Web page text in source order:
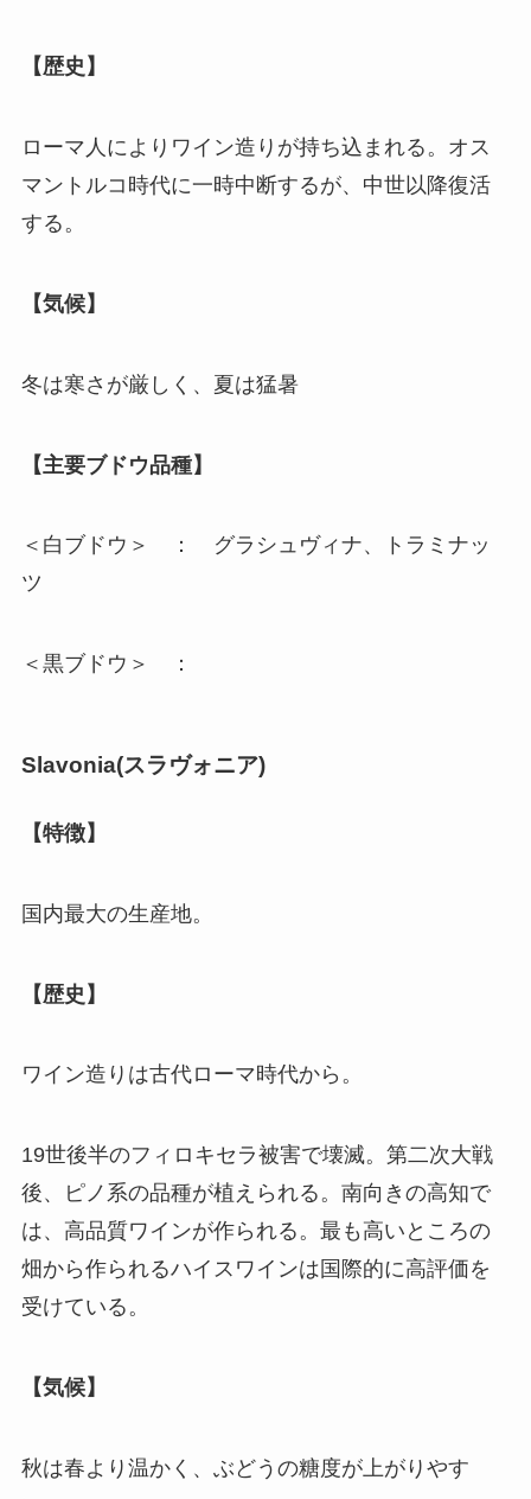
【歴史】
ローマ人によりワイン造りが持ち込まれる。オス
マントルコ時代に一時中断するが、中世以降復活
する。
【気候】
冬は寒さが厳しく、夏は猛暑
【主要ブドウ品種】
＜白ブドウ＞ ： グラシュヴィナ、トラミナッ
ツ
＜黒ブドウ＞ ：
Slavonia(スラヴォニア)
【特徴】
国内最大の生産地。
【歴史】
ワイン造りは古代ローマ時代から。
19世後半のフィロキセラ被害で壊滅。第二次大戦
後、ピノ系の品種が植えられる。南向きの高知で
は、高品質ワインが作られる。最も高いところの
畑から作られるハイスワインは国際的に高評価を
受けている。
【気候】
秋は春より温かく、ぶどうの糖度が上がりやす